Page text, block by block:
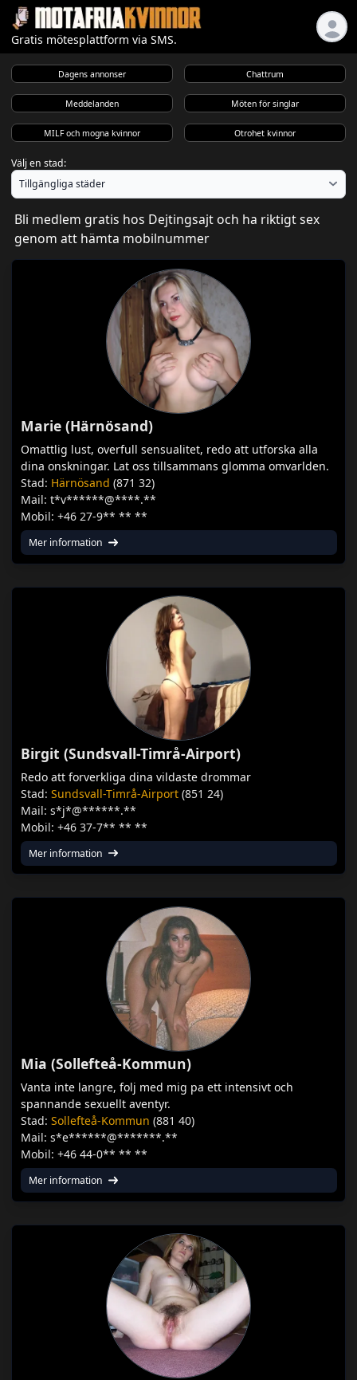
Gratis mötesplattform via SMS.
Dagens annonser Chattrum
Meddelanden Möten för singlar
MILF och mogna kvinnor Otrohet kvinnor
Välj en stad:
Bli medlem gratis hos Dejtingsajt och ha riktigt sex
genom att hämta mobilnummer
Marie (Härnösand)
Omattlig lust, overfull sensualitet, redo att utforska alla
dina onskningar. Lat oss tillsammans glomma omvarlden.
Stad: Härnösand (871 32)
Mail: t*v******@****.**
Mobil: +46 27-9** ** **
Mer information
Birgit (Sundsvall-Timrå-Airport)
Redo att forverkliga dina vildaste drommar
Stad: Sundsvall-Timrå-Airport (851 24)
Mail: s*j*@******.**
Mobil: +46 37-7** ** **
Mer information
Mia (Sollefteå-Kommun)
Vanta inte langre, folj med mig pa ett intensivt och
spannande sexuellt aventyr.
Stad: Sollefteå-Kommun (881 40)
Mail: s*e******@*******.**
Mobil: +46 44-0** ** **
Mer information